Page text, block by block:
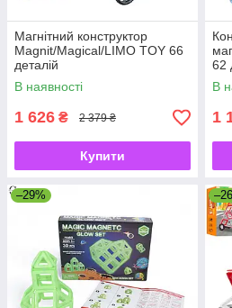
Магнітний конструктор
Magnit/Magical/LIMO TOY 66
деталій
В наявності
1 626 ₴ 2 379 ₴
Купити
62
В
1
–29%